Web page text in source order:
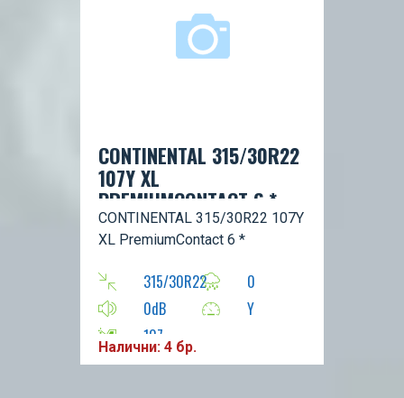
CONTINENTAL 315/30R22
107Y XL
PREMIUMCONTACT 6 *
CONTINENTAL 315/30R22 107Y
XL PremiumContact 6 *
315/30R22
0
0dB
Y
107
Налични: 4 бр.